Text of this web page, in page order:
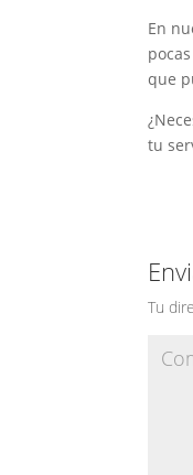
En
que
tu
Tu